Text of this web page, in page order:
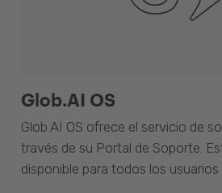
Glob.AI OS
Glob.AI OS ofrece el servicio de
través de su Portal de Soporte.
disponible para todos los